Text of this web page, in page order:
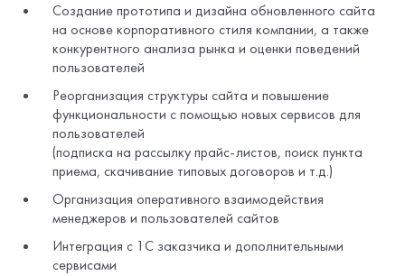
Создание прототипа и дизайна обновленного сайта
на основе корпоративного стиля компании, а также
конкурентного анализа рынка и оценки поведений
пользователей
Реорганизация структуры сайта и повышение
функциональности с помощью новых сервисов для
пользователей
(подписка на рассылку прайс-листов, поиск пункта
приема, скачивание типовых договоров и т.д.)
Организация оперативного взаимодействия
менеджеров и пользователей сайтов
Интеграция с 1С заказчика и дополнительными
сервисами